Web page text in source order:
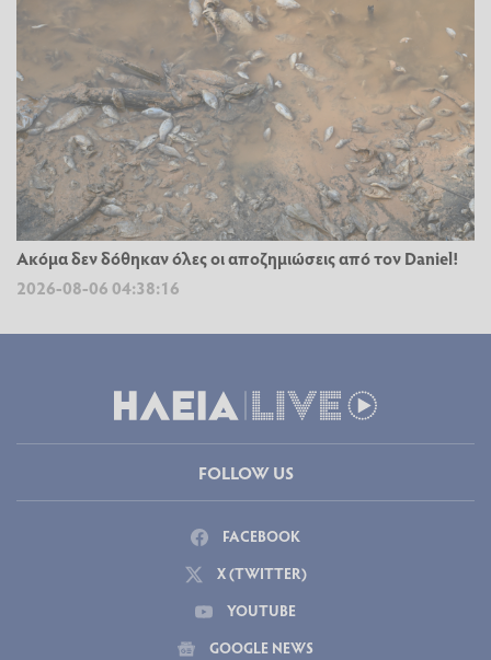
Ακόμα δεν δόθηκαν όλες οι αποζημιώσεις από τον Daniel!
2026-08-06 04:38:16
FOLLOW US
FACEBOOK
X (TWITTER)
YOUTUBE
GOOGLE NEWS